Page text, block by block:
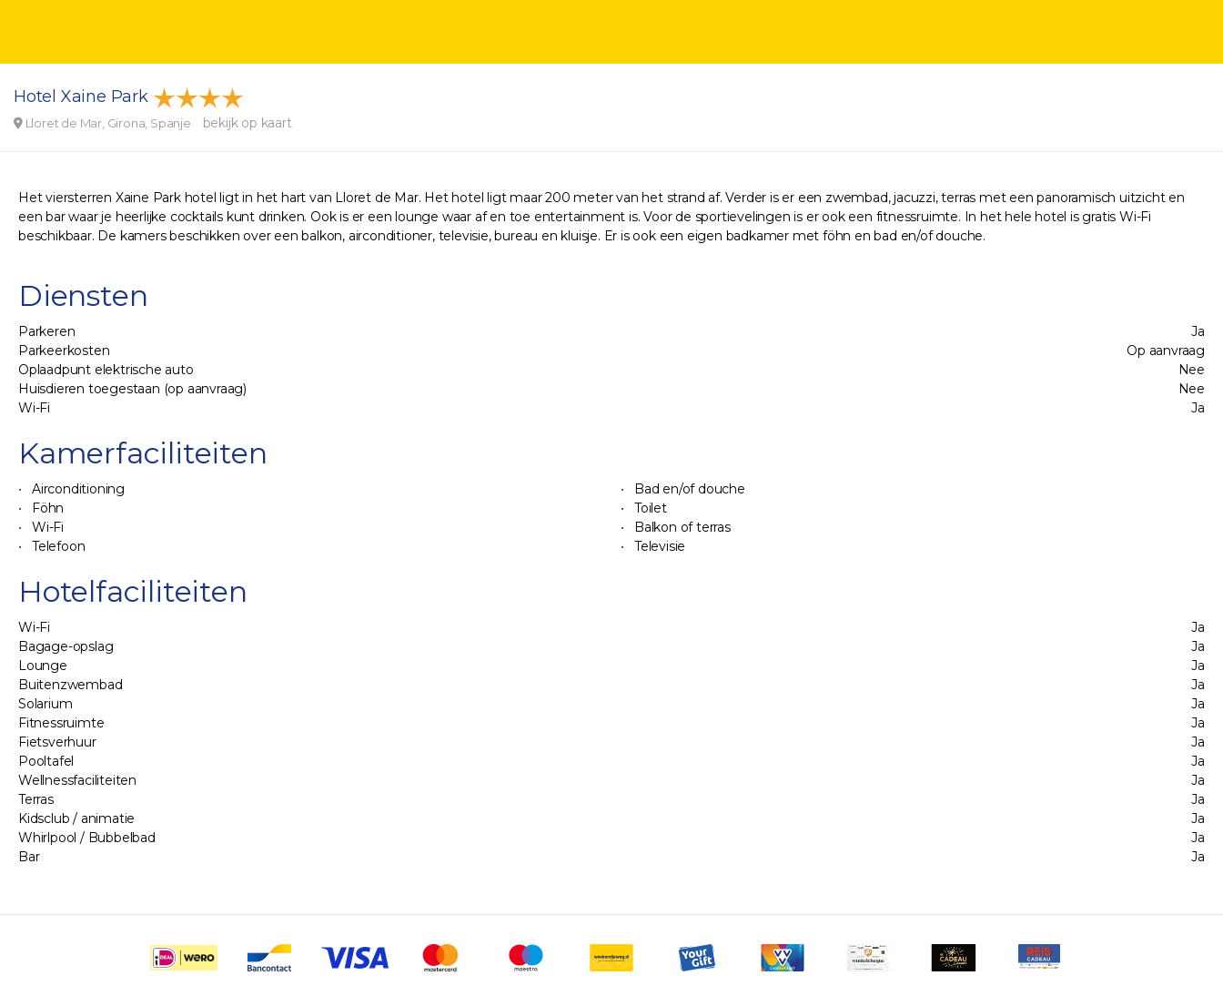
Hotel Xaine Park
Lloret de Mar, Girona, Spanje bekijk op kaart
Het viersterren Xaine Park hotel ligt in het hart van Lloret de Mar. Het hotel ligt maar 200 meter van het strand af. Verder is er een zwembad, jacuzzi, terras met een panoramisch uitzicht en
een bar waar je heerlijke cocktails kunt drinken. Ook is er een lounge waar af en toe entertainment is. Voor de sportievelingen is er ook een fitnessruimte. In het hele hotel is gratis Wi-Fi
beschikbaar. De kamers beschikken over een balkon, airconditioner, televisie, bureau en kluisje. Er is ook een eigen badkamer met föhn en bad en/of douche.
Diensten
Parkeren
Ja
Parkeerkosten
Op aanvraag
Oplaadpunt elektrische auto
Nee
Huisdieren toegestaan (op aanvraag)
Nee
Wi-Fi
Ja
Kamerfaciliteiten
Airconditioning
Bad en/of douche
Föhn
Toilet
Wi-Fi
Balkon of terras
Telefoon
Televisie
Hotelfaciliteiten
Wi-Fi
Ja
Bagage-opslag
Ja
Lounge
Ja
Buitenzwembad
Ja
Solarium
Ja
Fitnessruimte
Ja
Fietsverhuur
Ja
Pooltafel
Ja
Wellnessfaciliteiten
Ja
Terras
Ja
Kidsclub / animatie
Ja
Whirlpool / Bubbelbad
Ja
Bar
Ja